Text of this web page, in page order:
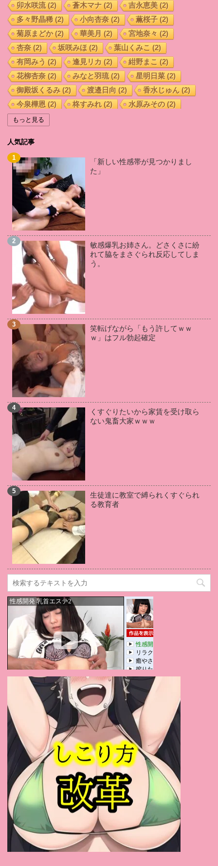
卯水咲流(2) 蒼木マナ(2) 吉永恵美(2)
多々野晶稀(2) 小向杏奈(2) 薫桜子(2)
菊原まどか(2) 華美月 (2) 宮地奈々 (2)
杏奈(2) 坂咲みほ (2) 葉山くみこ (2)
有岡みう (2) 逢見リカ (2) 紺野まこ (2)
花柳杏奈(2) みなと羽琉(2) 星明日菜(2)
御殿坂くるみ(2) 渡邉日向 (2) 香水じゅん (2)
今泉樺恩 (2) 柊すみれ (2) 水原みその(2)
藤沢麗央
藤井いよな
倉多まお(2) (2) あおいれな(2)
久留木玲(2) 西宮ゆめ
白坂百合(2) 森ななこ
君島みお(2) 相沢みなみ
神宮寺ナオ(2) 星あめり
望月あやか(2) 吉根ゆりあ
松本菜奈実(2) 葵百合香(2) 羽月希(2)
皆月ひかる(2) 鈴木さとみ(2) 松本いちか (2)
三苫うみ(2) 妃乃ひかり
小向美奈子(1) 五十嵐かな
川村晴(1) 若槻みづな
KAORI(1) RION
星川麻紀(1) 谷原希美(1) 奏音かのん(1)
愛華みれい(1) 星咲伶美
和葉みれい
(1) 夏希みなみ
美咲みゆ(1) 通野未帆
月森ゆの(1) 小栗もなか
佐々木あき(1) 早美れむ(1) 板野有紀(1)
米倉穂香(1) 北川りこ (1) 鈴木ちひろ(1)
辰巳ゆい(1)
竹田ゆめ(1) 葉山りん
松岡ちな
(1) 藍川美夏
吉川あいみ(1) 羽田あい
戸田真琴(1) 武藤あやか(1) 伊佐木リアン(1)
加賀美さら(1) 優梨まいな(1) 高坂あいり (1)
桃井杏南(1) 永井マリア
本田岬(1) 舞原聖
佐々木レナ
水卜麻衣奈
大橋未久
川上ゆう
逢坂はるな(1) 大里のぞみ(1) 篠田ゆう(1)
天使もえ(1) 三田杏
星川凛々花(1) 桐嶋りの(1) 上原美佐
仲村美緒(1) 浅倉彩音 三宿まゆ
筧えりか(1) 田中倫代 (1) 真島梓(1)
七瀬沙菜(1) 緑川みやび(1) 碧しの
黒崎さく(1) あいだ飛鳥 古川いおり
新村あかり(1) かなで自由(1) 有坂深雪
今井夏帆(1) きみと歩実(1) 永瀬ゆい
平井まりあ
(1) 有原あゆみ (1) 松田美子
さくらえな
(1) 姫野あやめ 真白愛梨
(1)
桃華マリエ(1) 本庄鈴 (1) 斉藤みゆ
咲乃にいな(1) 桜ちなみ(1) 仲村もも(1)
メロディー・雛・マークス (1) 来まえび
川村まや
春野優 (1) 水沢真樹(1)
吉岡なつみ
(1) 若林優(1) 北条美里
(1)
東凛
春日もな(1) 鈴木ふみ奈(1)
瀬戸環奈(1) 横峯めぐ (1) 渚あいり
優木とあ (1) 桃園怜奈(1) 七海那美(1)
桜井千春
弥生みづき(1)
(1)
葵つかさ(1) 羽月乃蒼(1) 椿りか(1)
もっと見る
人気記事
「新しい性感帯が見つかりまし
た」
敏感爆乳お姉さん。どさくさに紛
れて脇をまさぐられ反応してしま
う。
笑転げながら「もう許してｗｗ
ｗ」はフル勃起確定
くすぐりたいから家賃を受け取ら
ない鬼畜大家ｗｗｗ
生徒達に教室で縛られくすぐられ
る教育者